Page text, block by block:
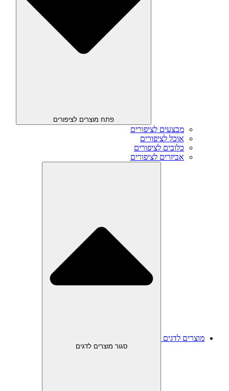
פתח מוצרים לציפורים
מבצעים לציפורים
אוכל לציפורים
כלובים לציפורים
אביזרים לציפורים
מוצרים לדגים
סגור מוצרים לדגים